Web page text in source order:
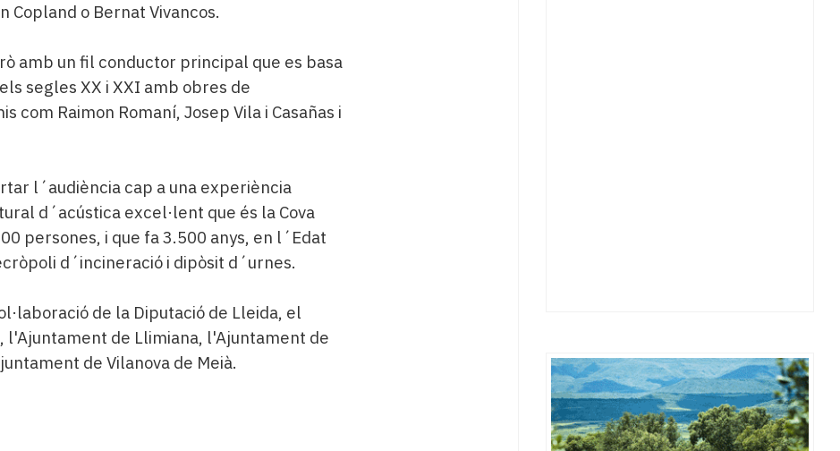
Copland o Bernat Vivancos.
amb un fil conductor principal que es basa
segles XX i XXI amb obres de
com Raimon Romaní, Josep Vila i Casañas i
l´audiència cap a una experiència
d´acústica excel·lent que és la Cova
persones, i que fa 3.500 anys, en l´Edat
d´incineració i dipòsit d´urnes.
de la Diputació de Lleida, el
l'Ajuntament de Llimiana, l'Ajuntament de
de Vilanova de Meià.